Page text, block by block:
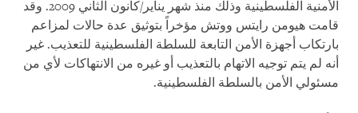
الأمنية الفلسطينية وذلك منذ شهر يناير/كانون الثاني 2009. وقد
قامت هيومن رايتس ووتش مؤخراً بتوثيق عدة حالات لمزاعم
بارتكاب أجهزة الأمن التابعة للسلطة الفلسطينية للتعذيب. غير
أنه لم يتم توجيه الاتهام بالتعذيب أو غيره من الانتهاكات لأي من
مسئولي الأمن بالسلطة الفلسطينية.